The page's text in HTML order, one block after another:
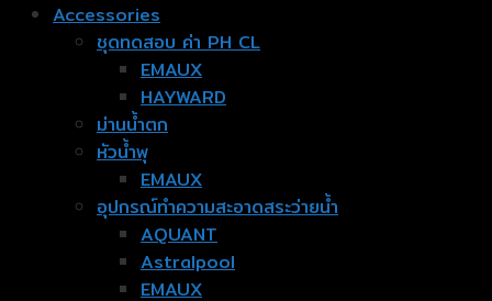
Accessories
ชุดทดสอบ ค่า PH CL
EMAUX
HAYWARD
ม่านน้ำตก
หัวน้ำพุ
EMAUX
อุปกรณ์ทำความสะอาดสระว่ายน้ำ
AQUANT
Astralpool
EMAUX